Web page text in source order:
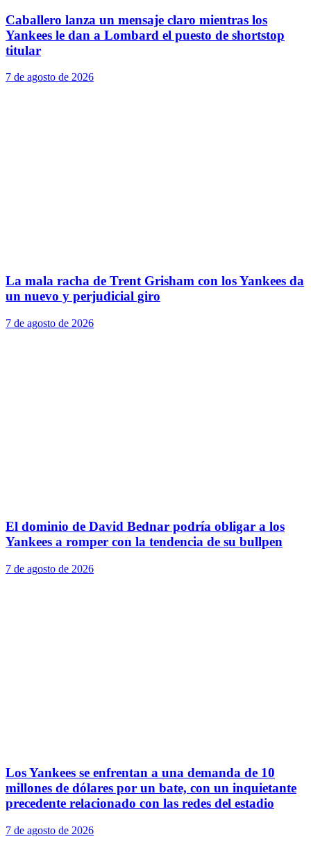
Caballero lanza un mensaje claro mientras los
Yankees le dan a Lombard el puesto de shortstop
titular
7 de agosto de 2026
La mala racha de Trent Grisham con los Yankees da
un nuevo y perjudicial giro
7 de agosto de 2026
El dominio de David Bednar podría obligar a los
Yankees a romper con la tendencia de su bullpen
7 de agosto de 2026
Los Yankees se enfrentan a una demanda de 10
millones de dólares por un bate, con un inquietante
precedente relacionado con las redes del estadio
7 de agosto de 2026